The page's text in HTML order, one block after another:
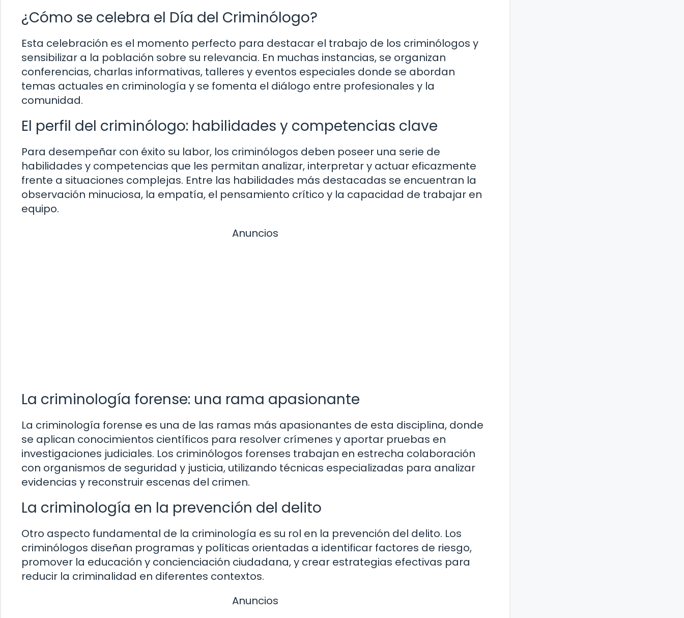
¿Cómo se celebra el Día del Criminólogo?
Esta celebración es el momento perfecto para destacar el trabajo de los criminólogos y
sensibilizar a la población sobre su relevancia. En muchas instancias, se organizan
conferencias, charlas informativas, talleres y eventos especiales donde se abordan
temas actuales en criminología y se fomenta el diálogo entre profesionales y la
comunidad.
El perfil del criminólogo: habilidades y competencias clave
Para desempeñar con éxito su labor, los criminólogos deben poseer una serie de
habilidades y competencias que les permitan analizar, interpretar y actuar eficazmente
frente a situaciones complejas. Entre las habilidades más destacadas se encuentran la
observación minuciosa, la empatía, el pensamiento crítico y la capacidad de trabajar en
equipo.
Anuncios
La criminología forense: una rama apasionante
La criminología forense es una de las ramas más apasionantes de esta disciplina, donde
se aplican conocimientos científicos para resolver crímenes y aportar pruebas en
investigaciones judiciales. Los criminólogos forenses trabajan en estrecha colaboración
con organismos de seguridad y justicia, utilizando técnicas especializadas para analizar
evidencias y reconstruir escenas del crimen.
La criminología en la prevención del delito
Otro aspecto fundamental de la criminología es su rol en la prevención del delito. Los
criminólogos diseñan programas y políticas orientadas a identificar factores de riesgo,
promover la educación y concienciación ciudadana, y crear estrategias efectivas para
reducir la criminalidad en diferentes contextos.
Anuncios